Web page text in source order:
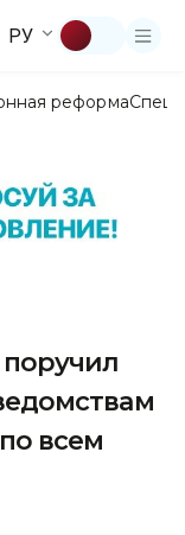
РУ
реформа
поручил
всем